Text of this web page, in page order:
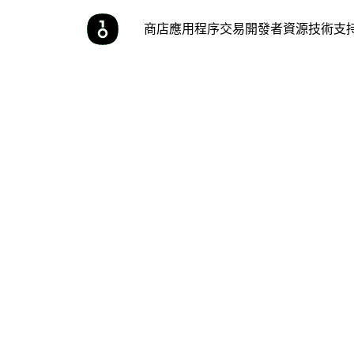
商店應用程序交易開發者資源技術支